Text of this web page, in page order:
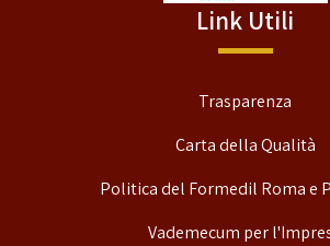
Link Utili
Trasparenza
Carta della Qualità
Politica del Formedil Roma e
Vademecum per